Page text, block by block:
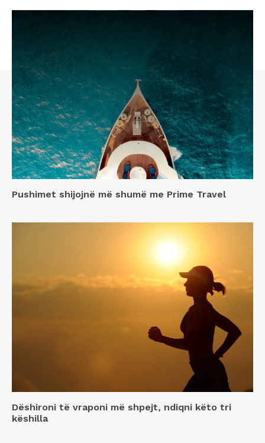
Pushimet shijojnë më shumë me Prime Travel
Dëshironi të vraponi më shpejt, ndiqni këto tri
këshilla